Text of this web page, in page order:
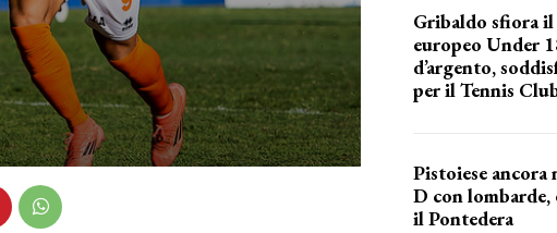
Gribaldo sfiora
europeo Under
d’argento,
per il Tennis
Pistoiese ancora
D con lombarde,
il Pontedera